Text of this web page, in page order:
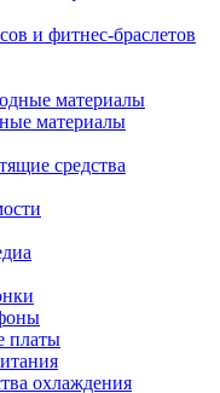
и фитнес-браслетов
материалы
средства
платы